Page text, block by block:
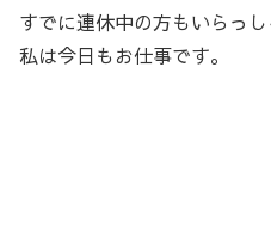
すでに連休中の方もいらっし
私は今日もお仕事です。